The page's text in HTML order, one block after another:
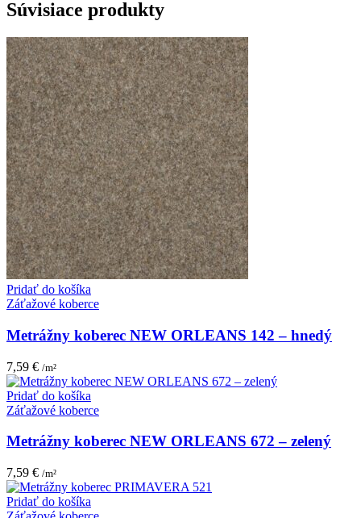
Súvisiace produkty
Pridať do košíka
Záťažové koberce
Metrážny koberec NEW ORLEANS 142 – hnedý
7,59 € /m²
Pridať do košíka
Záťažové koberce
Metrážny koberec NEW ORLEANS 672 – zelený
7,59 € /m²
Pridať do košíka